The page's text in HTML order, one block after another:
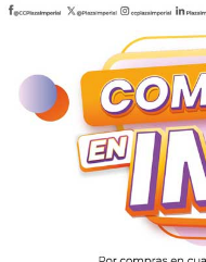
2 DE Febrero, 2026